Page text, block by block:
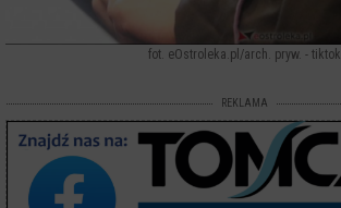
fot. eOstroleka.pl/arch. pryw. - tiktok
REKLAMA